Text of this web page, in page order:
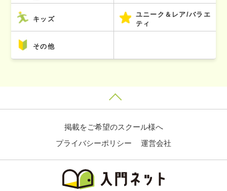
キッズ
ユニーク＆レア/バラエ
ティ
その他
掲載をご希望のスクール様へ
プライバシーポリシー
運営会社